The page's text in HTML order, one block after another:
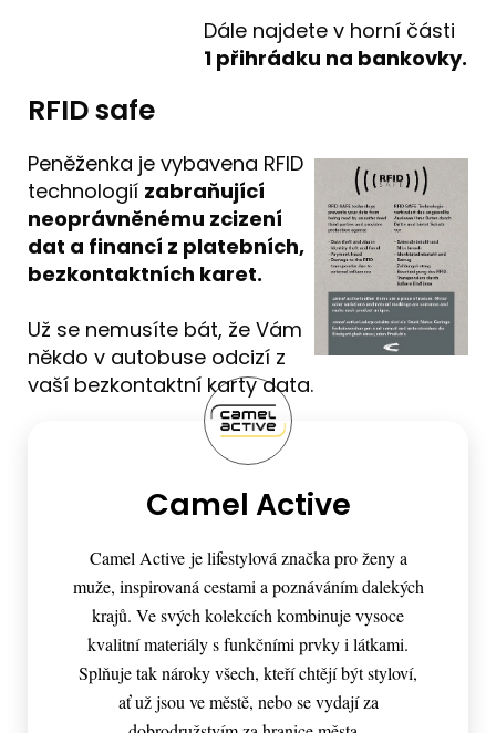
Dále najdete v horní části
1 přihrádku na bankovky.
RFID safe
Peněženka je vybavena RFID
technologií zabraňující
neoprávněnému zcizení
dat a financí z platebních,
bezkontaktních karet.
Už se nemusíte bát, že Vám
někdo v autobuse odcizí z
vaší bezkontaktní karty data.
Camel Active
Camel Active je lifestylová značka pro ženy a
muže, inspirovaná cestami a poznáváním dalekých
krajů. Ve svých kolekcích kombinuje vysoce
kvalitní materiály s funkčními prvky i látkami.
Splňuje tak nároky všech, kteří chtějí být styloví,
ať už jsou ve městě, nebo se vydají za